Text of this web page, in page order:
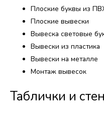
Плоские буквы из
Плоские вывески
Вывеска световые
Вывески из пластика
Вывески на металле
Монтаж вывесок
Таблички и